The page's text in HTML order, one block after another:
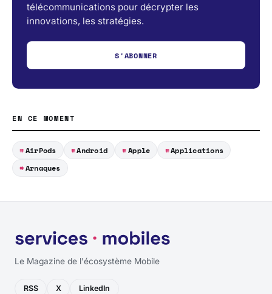
télécommunications pour décrypter les
innovations, les stratégies.
S'ABONNER
EN CE MOMENT
AirPods Android Apple
Applications
Arnaques
Le Magazine de l'écosystème Mobile
RSS X LinkedIn